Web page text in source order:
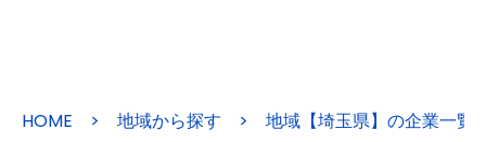
HOME > 地域から探す > 地域【埼玉県】の企業一覧